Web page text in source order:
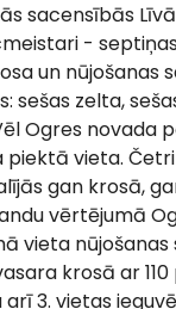
sacensībās
-
un nūjošanas
sešas zelta,
Ogres novada
vieta.
gan krosā,
vērtējumā
vieta
krosā ar
3. vietas